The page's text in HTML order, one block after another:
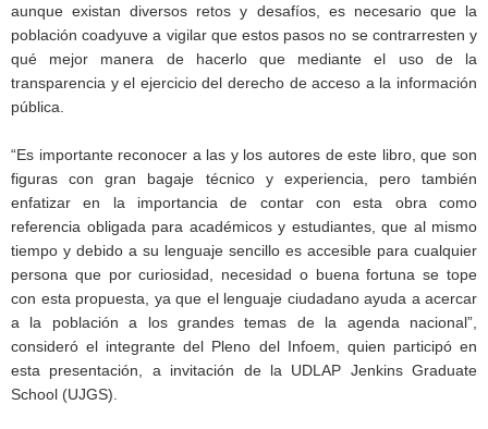
aunque existan diversos retos y desafíos, es necesario que la
población coadyuve a vigilar que estos pasos no se contrarresten y
qué mejor manera de hacerlo que mediante el uso de la
transparencia y el ejercicio del derecho de acceso a la información
pública.
“Es importante reconocer a las y los autores de este libro, que son
figuras con gran bagaje técnico y experiencia, pero también
enfatizar en la importancia de contar con esta obra como
referencia obligada para académicos y estudiantes, que al mismo
tiempo y debido a su lenguaje sencillo es accesible para cualquier
persona que por curiosidad, necesidad o buena fortuna se tope
con esta propuesta, ya que el lenguaje ciudadano ayuda a acercar
a la población a los grandes temas de la agenda nacional”,
consideró el integrante del Pleno del Infoem, quien participó en
esta presentación, a invitación de la UDLAP Jenkins Graduate
School (UJGS).